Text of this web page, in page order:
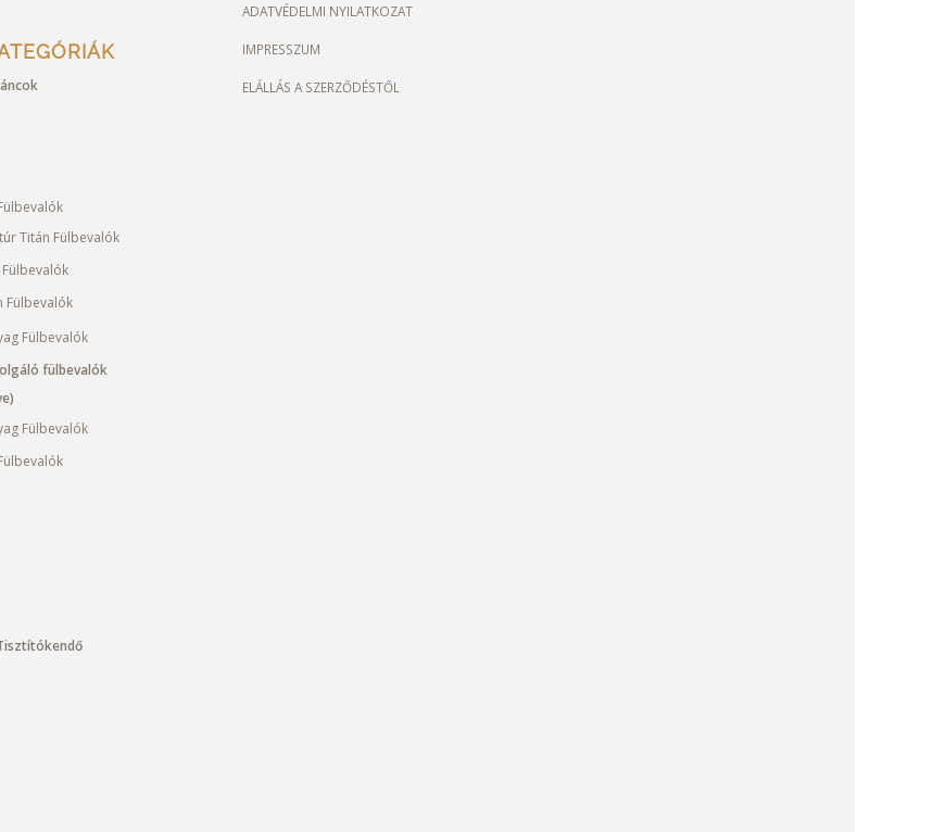
Titán Fülbevalók
Fülbevalók
Fülbevalók
fülbevalók
Fülbevalók
ADATVÉDELMI NYILATKOZAT
IMPRESSZUM
ELÁLLÁS A SZERZŐDÉSTŐL